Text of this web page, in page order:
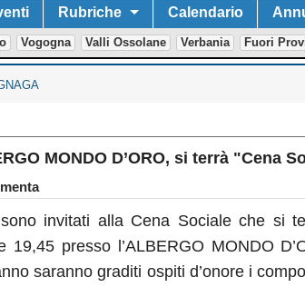
Rubriche Calendario
Vogogna Valli Ossolane Verbania Fuori
MONDO D’ORO, si terrà "Cena
invitati alla Cena Sociale che si
19,45 presso l’ALBERGO MONDO
saranno graditi ospiti d’onore i